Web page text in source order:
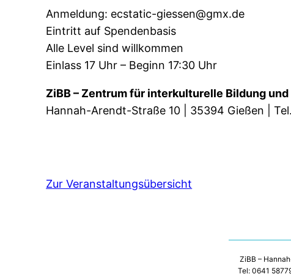
Anmeldung: ecstatic-giessen@gmx.de
Eintritt auf Spendenbasis
Alle Level sind willkommen
Einlass 17 Uhr – Beginn 17:30 Uhr
ZiBB – Zentrum für interkulturelle Bildung
Hannah-Arendt-Straße 10 | 35394 Gießen |
Zur Veranstaltungsübersicht
ZiBB –
Tel: 0641